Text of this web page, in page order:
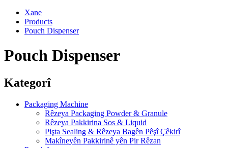
Xane
Products
Pouch Dispenser
Pouch Dispenser
Kategorî
Packaging Machine
Rêzeya Packaging Powder & Granule
Rêzeya Pakkirina Sos & Liquid
Pişta Sealing & Rêzeya Bagên Pêşî Çêkirî
Makîneyên Pakkirinê yên Pir Rêzan